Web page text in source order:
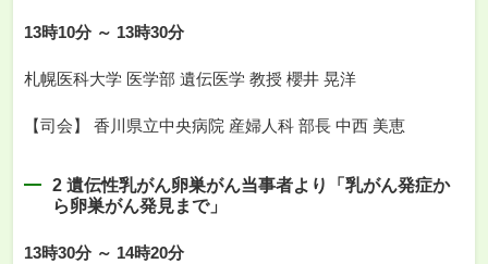
13時10分 ～ 13時30分
札幌医科大学 医学部 遺伝医学 教授 櫻井 晃洋
【司会】 香川県立中央病院 産婦人科 部長 中西 美恵
2 遺伝性乳がん卵巣がん当事者より「乳がん発症か
ら卵巣がん発見まで」
13時30分 ～ 14時20分